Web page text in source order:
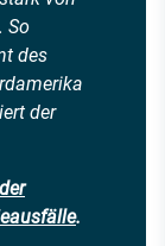
So
des
der
.